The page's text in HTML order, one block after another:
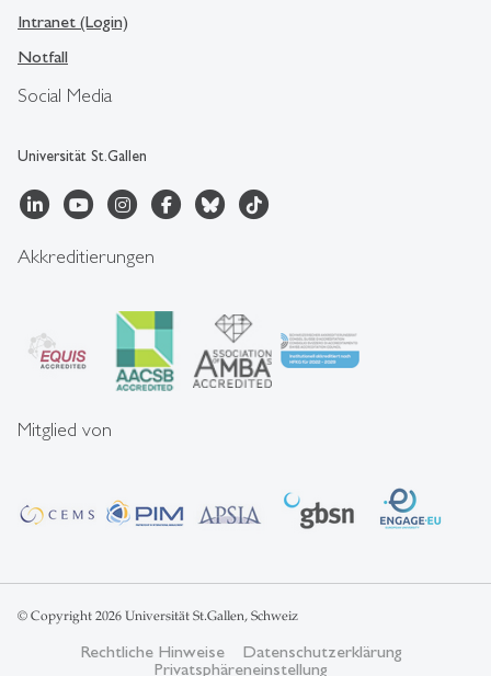
Social Media
Universität St.Gallen
Intranet (Login)
Notfall
Akkreditierungen
Mitglied von
© Copyright 2026 Universität St.Gallen, Schweiz
Rechtliche Hinweise
Datenschutzerklärung
Privatsphäreneinstellung